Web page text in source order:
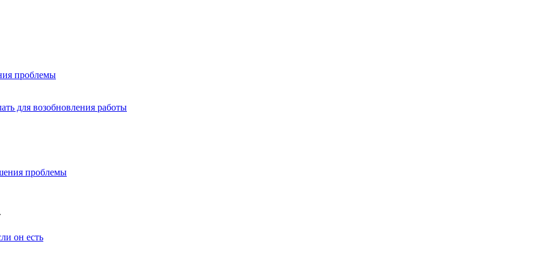
проблемы
для возобновления работы
проблемы
он есть